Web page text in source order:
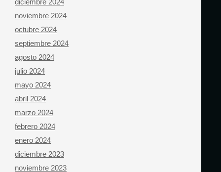
diciembre 2024
noviembre 2024
octubre 2024
septiembre 2024
agosto 2024
julio 2024
mayo 2024
abril 2024
marzo 2024
febrero 2024
enero 2024
diciembre 2023
noviembre 2023